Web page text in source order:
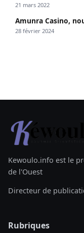
21 mars 2022
Amunra Casino,
28 février 2024
Kewoulo.info est le
de l'Ouest
Directeur de
Rubriques